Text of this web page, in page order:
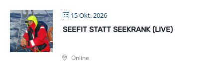
15 Okt. 2026
SEEFIT STATT SEEKRANK (LIVE)
Online